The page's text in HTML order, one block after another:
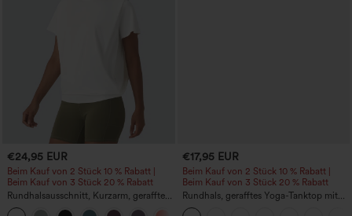
€24,95 EUR
Beim Kauf von 2 Stück 10 % Rabatt |
Beim Kauf von 3 Stück 20 % Rabatt
Rundhalsausschnitt, Kurzarm, gerafftes
Cool-Touch Yoga-Sporttop - UPF50+
€17,95 EUR
Beim Kauf von 2 Stück 10 % Rabatt |
Beim Kauf von 3 Stück 20 % Rabatt
Rundhals, gerafftes Yoga-Tanktop mit
Cool-Touch-Effekt – UPF50+